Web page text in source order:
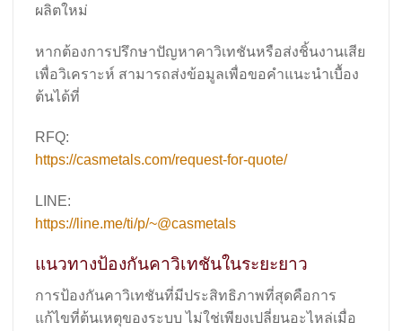
ผลิตใหม่
หากต้องการปรึกษาปัญหาคาวิเทชันหรือส่งชิ้นงานเสีย
เพื่อวิเคราะห์ สามารถส่งข้อมูลเพื่อขอคำแนะนำเบื้อง
ต้นได้ที่
RFQ:
https://casmetals.com/request-for-quote/
LINE:
https://line.me/ti/p/~@casmetals
แนวทางป้องกันคาวิเทชันในระยะยาว
การป้องกันคาวิเทชันที่มีประสิทธิภาพที่สุดคือการ
แก้ไขที่ต้นเหตุของระบบ ไม่ใช่เพียงเปลี่ยนอะไหล่เมื่อ